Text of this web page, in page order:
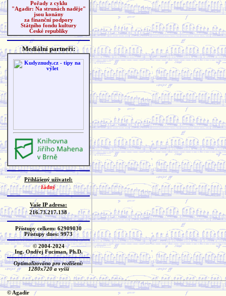
Pořady z cyklu
"Agadir: Na strunách naděje"
jsou konány
za finanční podpory
Státního fondu kultury
České republiky
Mediální partneři:
Přihlášený uživatel:
žádný
Vaše IP adresa:
216.73.217.138
Přístupy celkem: 62909030
Přístupy dnes: 9973
© 2004-2024
Ing. Ondřej Fuciman, Ph.D.
Optimalizováno pro rozlišení:
1280x720 a vyšší
© Agadir